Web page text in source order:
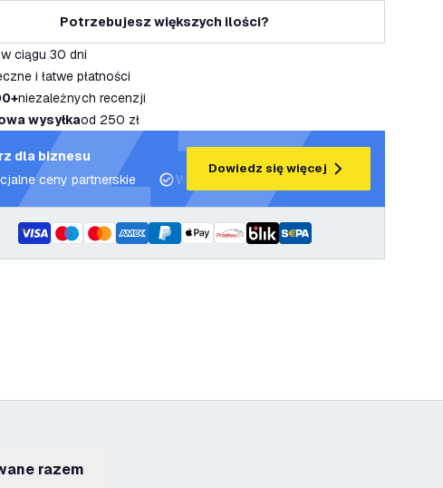
Potrzebujesz większych ilości?
ciągu 30 dni
i łatwe płatności
niezależnych recenzji
wysyłkaod 250 zł
dla biznesu
ceny partnerskie
Wsparcie projektowe i plany oświetleniowe
Dowiedz się więcej
razem